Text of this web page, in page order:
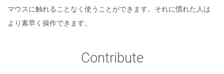
マウスに触れることなく使うことができます。それに慣れた人は
より素早く操作できます。
Contribute